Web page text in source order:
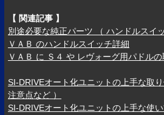
【 関連記事 】
別途必要な純正パーツ （ ハンドルスイ
ＶＡＢ のハンドルスイッチ詳細
ＶＡＢ に Ｓ４ や レヴォーグ用パドル
SI-DRIVEオート化ユニットの上手な取
注意点など ）
SI-DRIVEオート化ユニットの上手な使